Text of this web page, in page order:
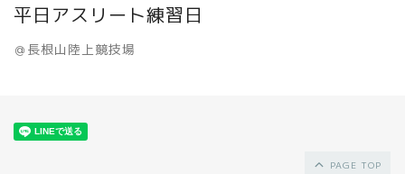
平日アスリート練習日
＠長根山陸上競技場
PAGE TOP